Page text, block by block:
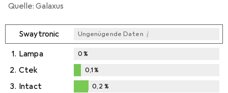
Quelle: Galaxus
Swaytronic Ungenügende Daten i
1. Lampa 0%
2. Ctek
%
0,1%
3. Intact 0,2 %